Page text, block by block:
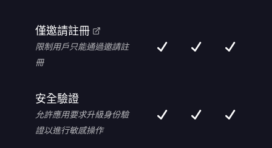
僅邀請註冊
限制用戶只能通過邀請註
冊
安全驗證
允許應用要求升級身份驗
證以進行敏感操作